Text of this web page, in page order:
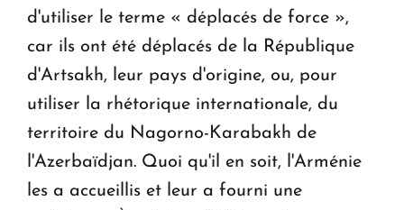
d'utiliser le terme « déplacés de force »,
car ils ont été déplacés de la République
d'Artsakh, leur pays d'origine, ou, pour
utiliser la rhétorique internationale, du
territoire du Nagorno-Karabakh de
l'Azerbaïdjan. Quoi qu'il en soit, l'Arménie
les a accueillis et leur a fourni une